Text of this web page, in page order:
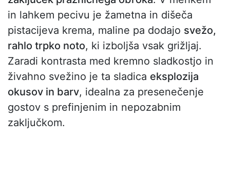
in lahkem pecivu je žametna in dišeča
pistacijeva krema, maline pa dodajo svežo,
rahlo trpko noto, ki izboljša vsak grižljaj.
Zaradi kontrasta med kremno sladkostjo in
živahno svežino je ta sladica eksplozija
okusov in barv, idealna za presenečenje
gostov s prefinjenim in nepozabnim
zaključkom.